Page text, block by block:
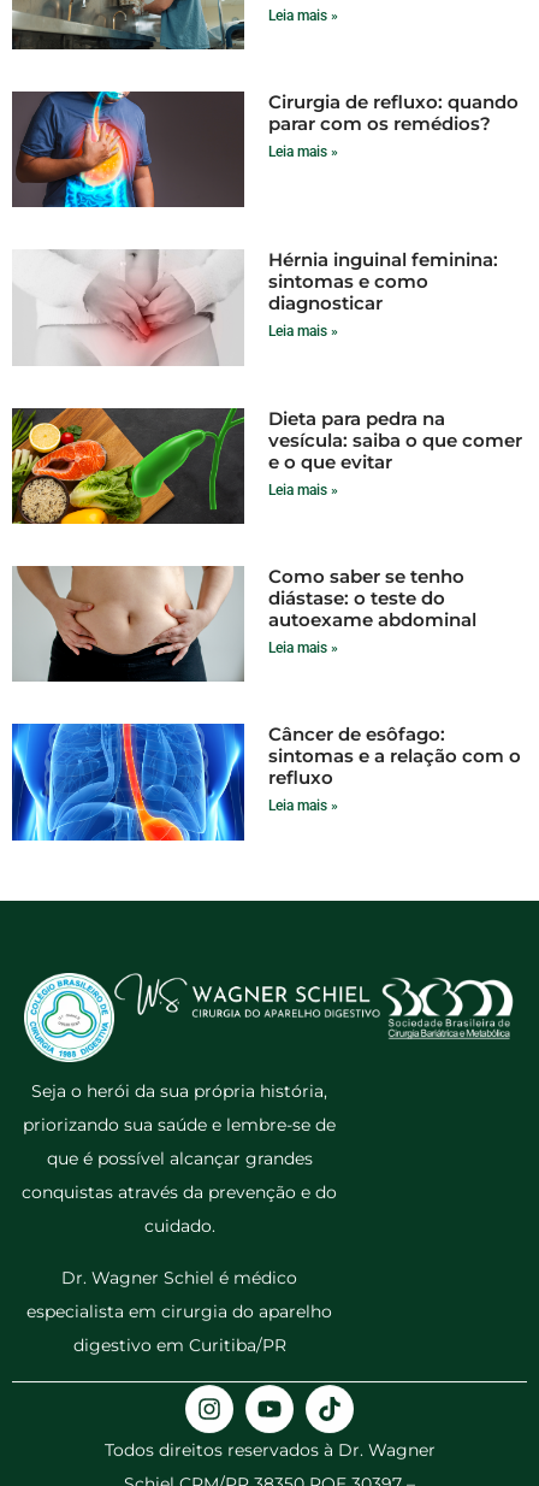
Leia mais »
Cirurgia de refluxo: quando
parar com os remédios?
Leia mais »
Hérnia inguinal feminina:
sintomas e como
diagnosticar
Leia mais »
Dieta para pedra na
vesícula: saiba o que comer
e o que evitar
Leia mais »
Como saber se tenho
diástase: o teste do
autoexame abdominal
Leia mais »
Câncer de esôfago:
sintomas e a relação com o
refluxo
Leia mais »
Seja o herói da sua própria história,
priorizando sua saúde e lembre-se de
que é possível alcançar grandes
conquistas através da prevenção e do
cuidado.
Dr. Wagner Schiel é médico
especialista em cirurgia do aparelho
digestivo em Curitiba/PR
Todos direitos reservados à Dr. Wagner